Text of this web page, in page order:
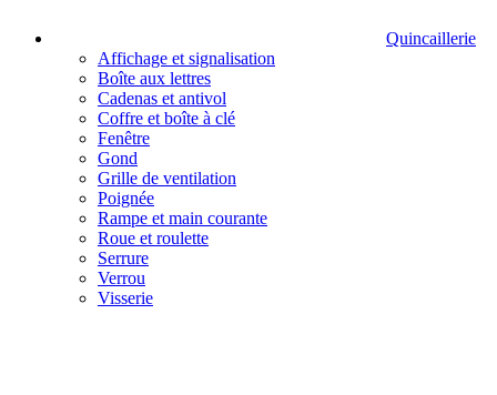
Quincaillerie
Affichage et signalisation
Boîte aux lettres
Cadenas et antivol
Coffre et boîte à clé
Fenêtre
Gond
Grille de ventilation
Poignée
Rampe et main courante
Roue et roulette
Serrure
Verrou
Visserie